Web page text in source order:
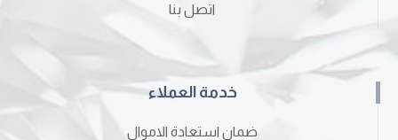
اتصل بنا
خدمة العملاء
ضمان استعادة الاموال